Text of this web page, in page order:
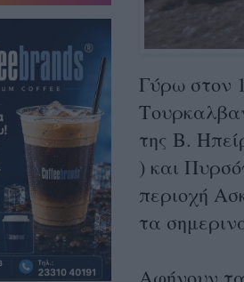
Γύρω στον
της Β.
) και
περιοχή
τα